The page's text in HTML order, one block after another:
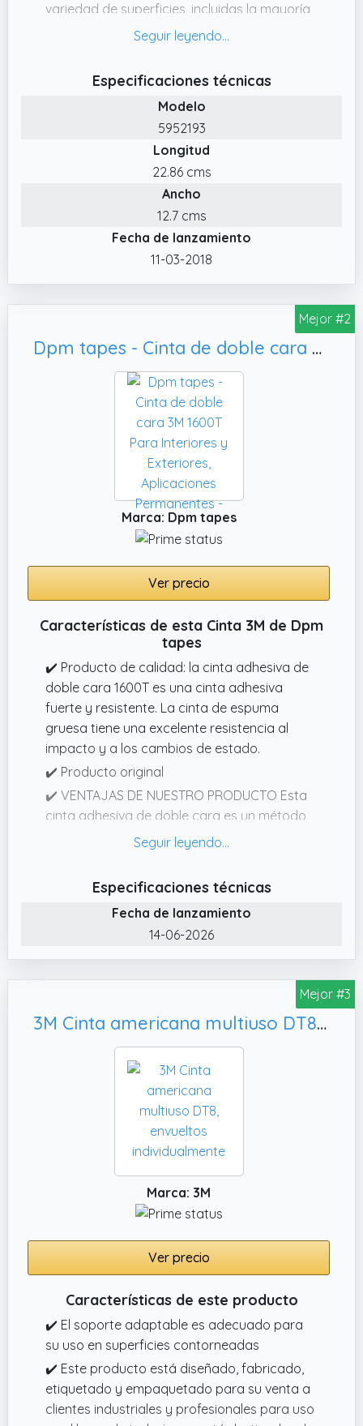
variedad de superficies, incluidas la mayoría
de pinturas electroestáticas, metales, vidrio,
✔️ Elimine la necesidad de perforar, lijar,
acabar, atornillar, soldar y limpiar
diseños realizando uniones prácticamente
Especificaciones técnicas
Modelo
5952193
Longitud
22.86 cms
Ancho
12.7 cms
Fecha de lanzamiento
11-03-2018
Mejor #2
Dpm tapes - Cinta de doble cara 3M 1600T Para Interiores y Exteriores, Aplicaciones Permanentes -
Marca: Dpm tapes
Ver precio
Características de esta Cinta 3M de Dpm
tapes
✔️ Producto de calidad: la cinta adhesiva de
doble cara 1600T es una cinta adhesiva
fuerte y resistente. La cinta de espuma
gruesa tiene una excelente resistencia al
impacto y a los cambios de estado.
✔️ Producto original
✔️ VENTAJAS DE NUESTRO PRODUCTO Esta
cinta adhesiva de doble cara es un método
de pegado permanente rápido y fácil de
invisible mantiene las superficies lisas.
✔️ CINTA DE ESPUMA Esta cinta de espuma
de PE de doble cara tiene fines generales
como: cinta de montaje para la adhesión de
objetos varios, cinta impermeable que se
puede utilizar en el baño. Cinta para colgar
cuadros para colgar marcos y pósteres.
✔️ Cinta adhesiva de doble cara – Cinta de
espuma PE de la serie 1600T. Hecho de
polietileno de 9 mm x 3 m, 1,1 mm de grosor.
Especificaciones técnicas
Fecha de lanzamiento
14-06-2026
Mejor #3
3M Cinta americana multiuso DT8, envueltos individualmente
Marca: 3M
Ver precio
Características de este producto
✔️ El soporte adaptable es adecuado para
su uso en superficies contorneadas
✔️ Este producto está diseñado, fabricado,
etiquetado y empaquetado para su venta a
clientes industriales y profesionales para uso